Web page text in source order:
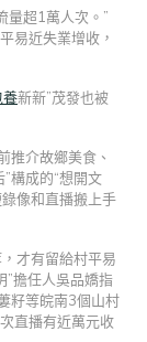
量超1萬人次。”
易近失業增收，
養新新”茂發也被
推介故鄉美食、
構成的“想開文
像和直播搬上手
才有留給村平易
”擔任人吳品嬌指
籽等皖南3個山村
直播有近萬元收